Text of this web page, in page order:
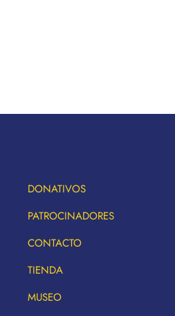
DONATIVOS
PATROCINADORES
CONTACTO
TIENDA
MUSEO